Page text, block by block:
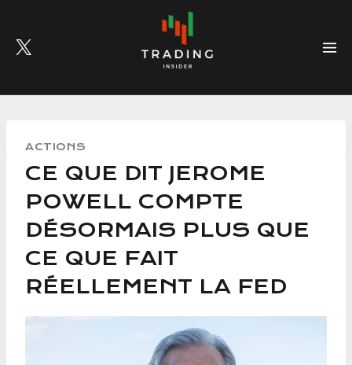
content
ACTIONS
CE QUE DIT JEROME
POWELL COMPTE
DÉSORMAIS PLUS QUE
CE QUE FAIT
RÉELLEMENT LA FED